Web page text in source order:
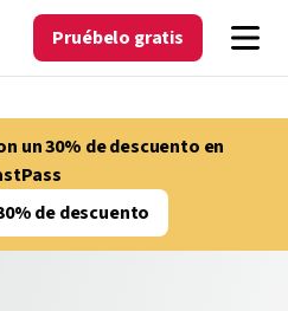
Pruébelo gratis
un 30% de descuento en
de descuento